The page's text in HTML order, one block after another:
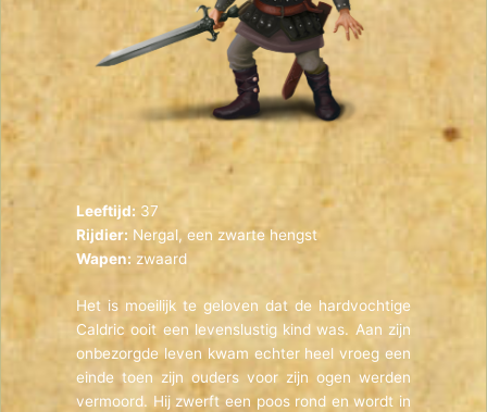
Leeftijd: 37
Rijdier: Nergal, een zwarte hengst
Wapen: zwaard
Het is moeilijk te geloven dat de hardvochtige
Caldric ooit een levenslustig kind was. Aan zijn
onbezorgde leven kwam echter heel vroeg een
einde toen zijn ouders voor zijn ogen werden
vermoord. Hij zwerft een poos rond en wordt in